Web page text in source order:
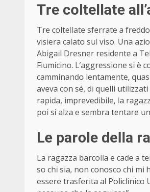
Tre coltellate
Tre coltellate sferrate a
visiera calato sul viso. Una
Abigail Dresner residente a
Fiumicino. L’aggressione si è
camminando lentamente,
aveva con sé, di quelli
rapida, imprevedibile, la
poi si alza e sembra tentare
Le parole della
La ragazza barcolla e cade a
so chi sia, non conosco chi
essere trasferita al Policlinico